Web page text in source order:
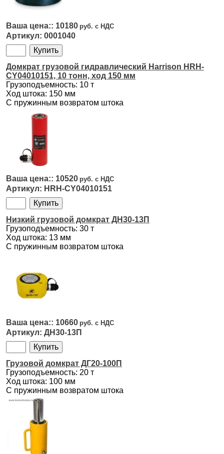
10180
0001040
Домкрат грузовой гидравлический Harrison HRH-
CY04010151, 10 тонн, ход 150 мм
Грузоподъемность: 10 т
Ход штока: 150 мм
С пружинным возвратом штока
10520
HRH-CY04010151
Низкий грузовой домкрат ДН30-13П
Грузоподъемность: 30 т
Ход штока: 13 мм
С пружинным возвратом штока
10660
ДН30-13П
Грузовой домкрат ДГ20-100П
Грузоподъемность: 20 т
Ход штока: 100 мм
С пружинным возвратом штока